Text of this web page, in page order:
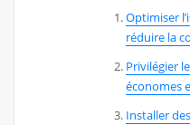
Optimiser
réduire la
Privilégier
économes
Installer